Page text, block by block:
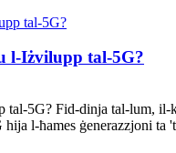
l-Iżvilupp tal-5G?
5G? Fid-dinja tal-lum, il-
l-ħames ġenerazzjoni